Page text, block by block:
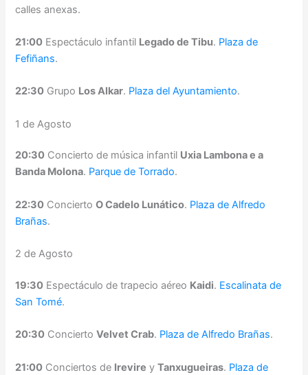
calles anexas.
21:00 Espectáculo infantil Legado de Tibu. Plaza de
Fefiñans.
22:30 Grupo Los Alkar. Plaza del Ayuntamiento.
1 de Agosto
20:30 Concierto de música infantil Uxia Lambona e a
Banda Molona. Parque de Torrado.
22:30 ConciertoO Cadelo Lunático. Plaza de Alfredo
Brañas.
2 de Agosto
19:30 Espectáculo de trapecio aéreo Kaidi. Escalinata de
San Tomé.
20:30 ConciertoVelvet Crab. Plaza de Alfredo Brañas.
21:00 Conciertos de Irevire yTanxugueiras. Plaza de